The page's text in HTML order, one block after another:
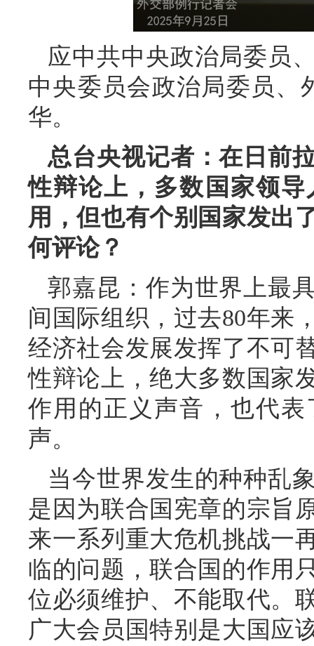
应中共中央政治局委员
中央委员会政治局委员、
华。
总台央视记者：在日前
性辩论上，多数国家领
用，但也有个别国家发出
何评论？
郭嘉昆：作为世界上最
间国际组织，过去80年来
经济社会发展发挥了不可
性辩论上，绝大多数国家
作用的正义声音，也代
声。
当今世界发生的种种乱
是因为联合国宪章的宗旨
来一系列重大危机挑战一
临的问题，联合国的作用
位必须维护、不能取代。
广大会员国特别是大国应